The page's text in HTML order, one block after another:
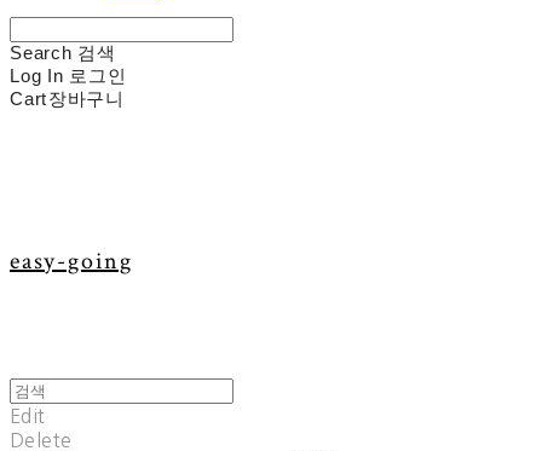
Search 검색
Log In 로그인
Cart장바구니
easy-going
Edit
Delete